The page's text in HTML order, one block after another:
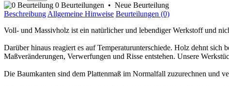
0 Beurteilungen • Neue Beurteilung
Beschreibung Allgemeine Hinweise Beurteilungen (0)
Voll- und Massivholz ist ein natürlicher und lebendiger Werkstoff und
Darüber hinaus reagiert es auf Temperaturunterschiede. Holz dehnt sich
Maßveränderungen, Verwerfungen und Risse entstehen. Unsere
Die Baumkanten sind dem Plattenmaß im Normalfall zuzurechnen und